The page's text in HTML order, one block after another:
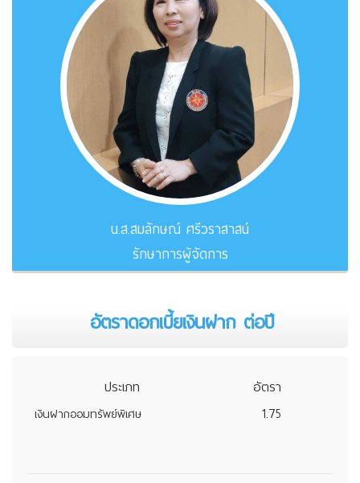
น.ส.สมลักษณ์ ศรีวราสาสน์
รักษาการผู้จัดการ
อัตราดอกเบี้ยเงินฝาก ต่อปี
ประเภท อัตรา
เงินฝากออมทรัพย์พิเศษ 1.75